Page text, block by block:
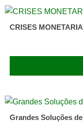
A.
CRISES
Grandes Soluções